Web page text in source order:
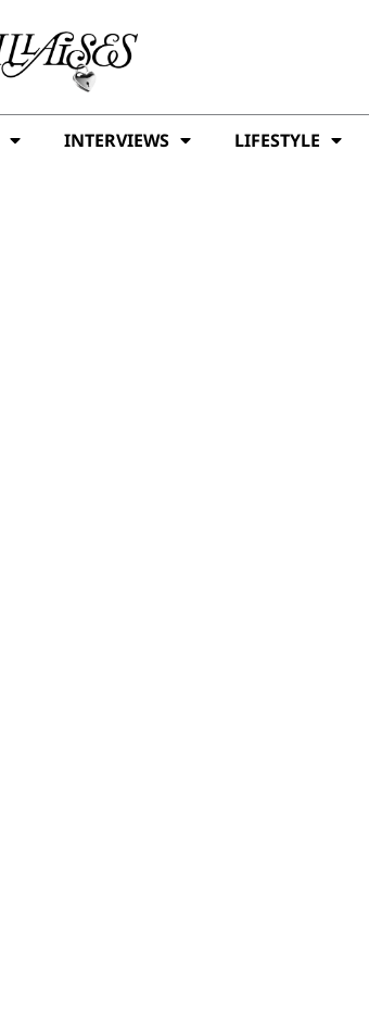
INTERVIEWS LIFESTYLE